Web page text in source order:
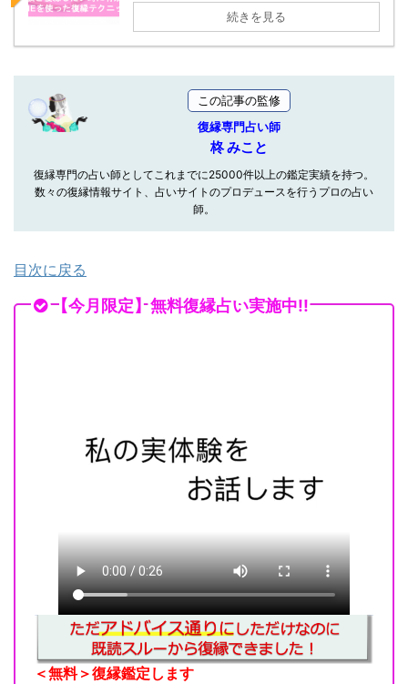
続きを見る
この記事の監修
復縁専門占い師
柊 みこと
復縁専門の占い師としてこれまでに25000件以上の鑑定実績を持つ。
数々の復縁情報サイト、占いサイトのプロデュースを行うプロの占い
師。
目次に戻る
【今月限定】無料復縁占い実施中!!
＜無料＞復縁鑑定します